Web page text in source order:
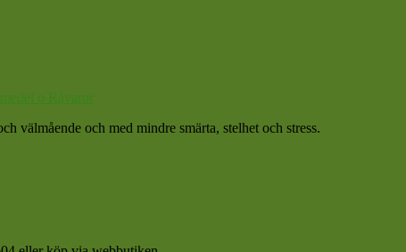
o Råvaror
välmående och med mindre smärta, stelhet och stress.